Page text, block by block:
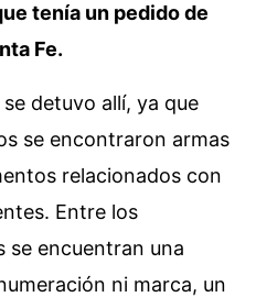
tenía un pedido de
Fe.
detuvo allí, ya que
se encontraron armas
relacionados con
Entre los
se encuentran una
ni marca, un